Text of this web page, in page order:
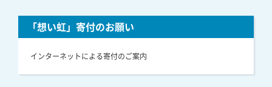
「想い虹」寄付のお願い
インターネットによる寄付のご案内